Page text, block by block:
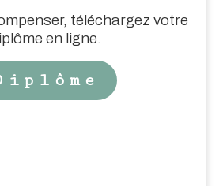
téléchargez votre
en ligne.